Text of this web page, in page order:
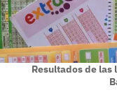
Resultados de las